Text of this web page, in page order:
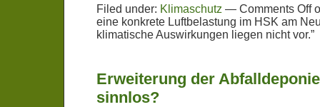
Filed under: Klimaschutz — Comments Off
eine konkrete Luftbelastung im HSK am
klimatische Auswirkungen liegen nicht vor.”
Erweiterung der
sinnlos?